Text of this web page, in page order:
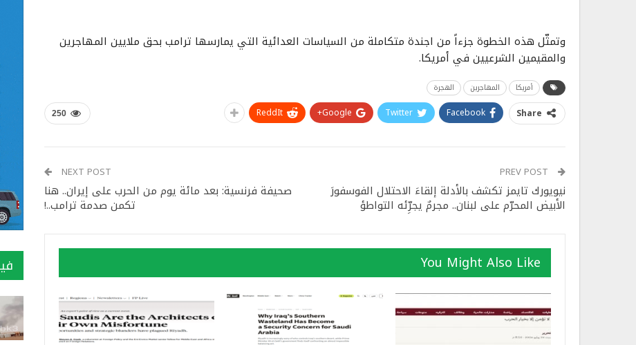
وتمثّل هذه الخطوة جزءاً من اجندة متكاملة من السياسات العدائية التي يمارسها ترامب بحق ملايين المهاجرين
والمقيمين الشرعيين في أمريكا.
أمريكا المهاجرين الهجرة
250 Share
Facebook
Twitter
Google+
ReddIt
نيويورك تايمز تكشف بالأدلة إلقاءَ الاحتلال الفوسفورَ
الأبيض المحرّم على لبنان.. مجرمٌ يجرِّئه التواطؤ
NEXT POST
صحيفة فرنسية: بعد مائة يوم من الحرب على إيران.. هنا
تكمن صدمة ترامب..!
You Might Also Like